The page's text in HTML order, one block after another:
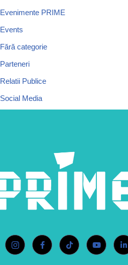
Evenimente PRIME
Events
Fără categorie
Parteneri
Relatii Publice
Social Media